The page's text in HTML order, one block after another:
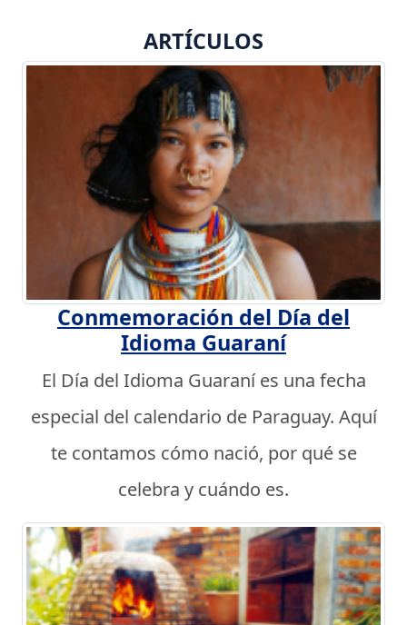
ARTÍCULOS
Conmemoración del Día del
Idioma Guaraní
El Día del Idioma Guaraní es una fecha
especial del calendario de Paraguay. Aquí
te contamos cómo nació, por qué se
celebra y cuándo es.